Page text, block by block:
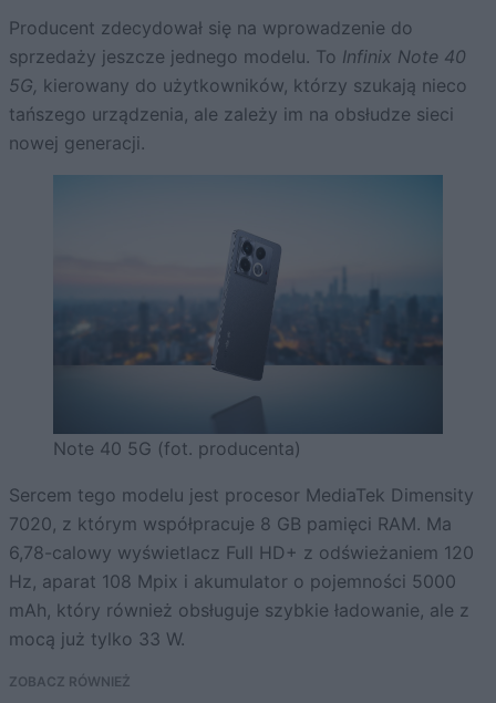
Producent zdecydował się na wprowadzenie do
sprzedaży jeszcze jednego modelu. To Infinix Note 40
5G, kierowany do użytkowników, którzy szukają nieco
tańszego urządzenia, ale zależy im na obsłudze sieci
nowej generacji.
Note 40 5G (fot. producenta)
Sercem tego modelu jest procesor MediaTek Dimensity
7020, z którym współpracuje 8 GB pamięci RAM. Ma
6,78-calowy wyświetlacz Full HD+ z odświeżaniem 120
Hz, aparat 108 Mpix i akumulator o pojemności 5000
mAh, który również obsługuje szybkie ładowanie, ale z
mocą już tylko 33 W.
ZOBACZ RÓWNIEŻ